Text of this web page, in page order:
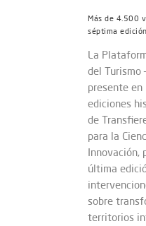
Más de 4.500
séptima
La
del Turismo
presente
ediciones
de
para la
Innovación,
última
sobre
territorios